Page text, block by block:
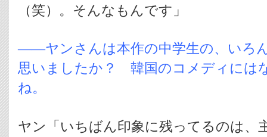
（笑）。そんなもんです」
――ヤンさんは本作の中学生の、いろ
思いましたか？ 韓国のコメディには
ね。
ヤン「いちばん印象に残ってるのは、